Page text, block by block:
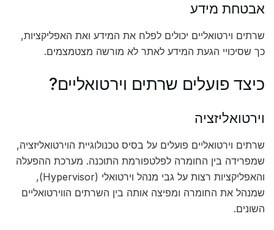
אבטחת מידע
שרתים וירטואליים יכולים לפלח את המידע ואת האפליקציות,
כך שסיכויי הגעת המידע לאתר לא מורשה מצטמצמים.
כיצד פועלים שרתים וירטואליים?
וירטואליזציה
שרתים וירטואליים פועלים על בסיס טכנולוגיית הוירטואליזציה,
שמפרידה בין החומרה לפלטפורמת התוכנה. מערכת ההפעלה
והאפליקציות רצות על גבי מנהל וירטואלי (Hypervisor),
שמנהל את החומרה ומפיצה אותה בין השרתים הווירטואליים
השונים.